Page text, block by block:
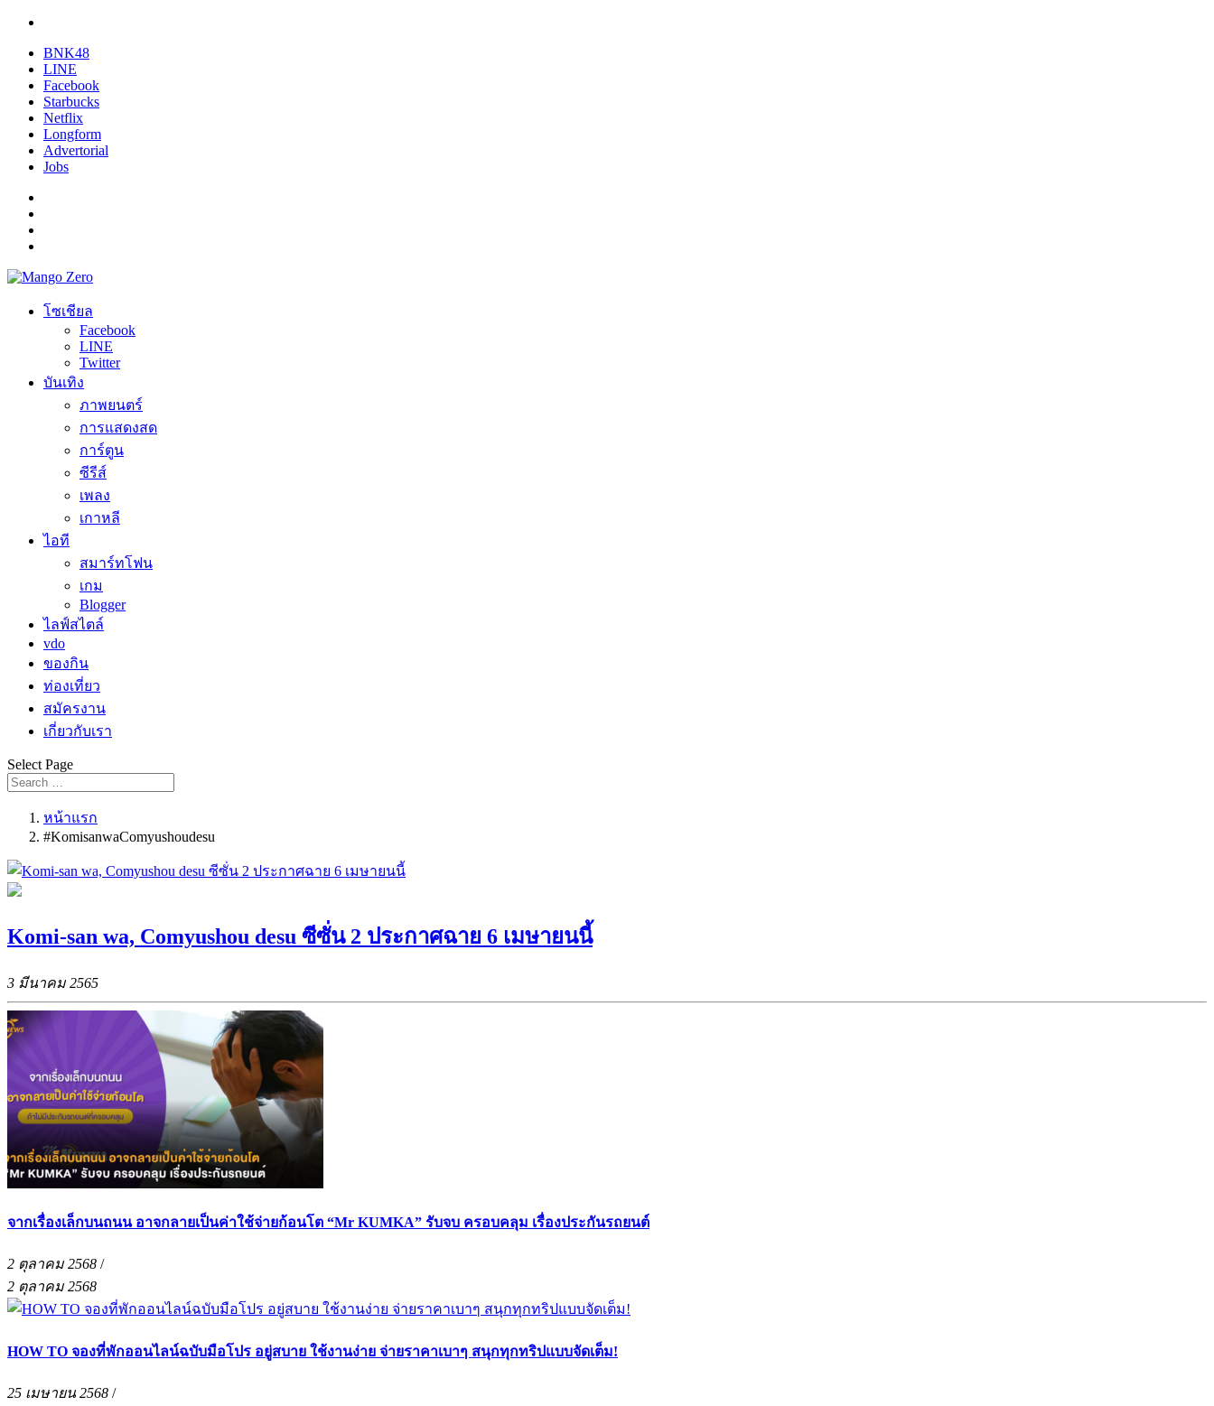
BNK48
LINE
Facebook
Starbucks
Netflix
Longform
Advertorial
Jobs
โซเชียล
Facebook
LINE
Twitter
บันเทิง
ภาพยนตร์
การแสดงสด
การ์ตูน
ซีรีส์
เพลง
เกาหลี
ไอที
สมาร์ทโฟน
เกม
Blogger
ไลฟ์สไตล์
vdo
ของกิน
ท่องเที่ยว
สมัครงาน
เกี่ยวกับเรา
Select Page
หน้าแรก
#KomisanwaComyushoudesu
Komi-san wa, Comyushou desu ซีซั่น 2 ประกาศฉาย 6 เมษายนนี้
3 มีนาคม 2565
จากเรื่องเล็กบนถนน อาจกลายเป็นค่าใช้จ่ายก้อนโต “Mr KUMKA” รับจบ ครอบคลุม เรื่องประกันรถยนต์
2 ตุลาคม 2568 /
2 ตุลาคม 2568
HOW TO จองที่พักออนไลน์ฉบับมือโปร อยู่สบาย ใช้งานง่าย จ่ายราคาเบาๆ สนุกทุกทริปแบบจัดเต็ม!
25 เมษายน 2568 /